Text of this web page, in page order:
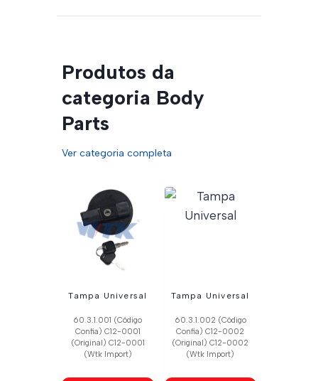
Produtos da
categoria Body
Parts
Ver categoria completa
Tampa Universal
60.3.1.001 (Código
Confia) C12-0001
(Original) C12-0001
(Wtk Import)
Tampa Universal
60.3.1.002 (Código
Confia) C12-0002
(Original) C12-0002
(Wtk Import)